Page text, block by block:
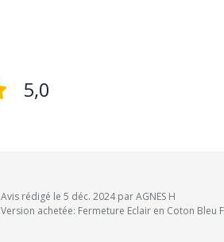
5,0
Avis rédigé le 5 déc. 2024 par AGNES H
Version achetée: Fermeture Eclair en Coton Bleu